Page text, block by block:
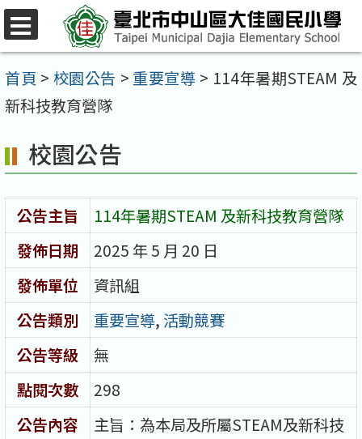
跳
至
主
要
容
區
首頁 > 校園公告 > 重要宣導 > 114年暑期STEAM 及
新科技教育營隊
校園公告
公告主旨
114年暑期STEAM 及新科技教育營隊
發佈日期
2025 年 5 月 20 日
發佈單位
資訊組
公告類別
重要宣導, 活動競賽
公告等級
無
點閱次數
298
公告內容
主旨：為本局及所屬STEAM及新科技
選
單